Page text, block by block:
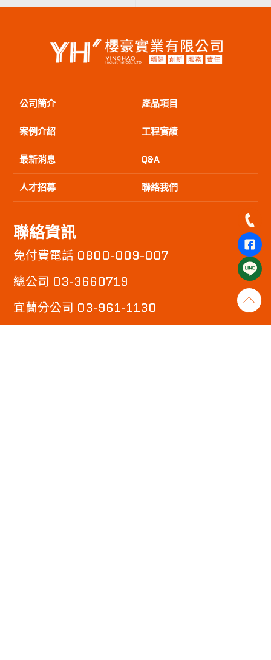
公司簡介 產品項目
案例介紹 工程實績
最新消息 Q&A
人才招募 聯絡我們
聯絡資訊
免付費電話 0800-009-007
總公司 03-3660719
宜蘭分公司 03-961-1130